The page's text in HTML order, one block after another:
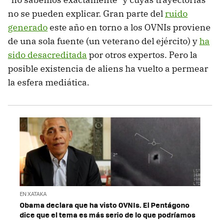
no se pueden explicar. Gran parte delruido
generadoeste año en torno a los OVNIs proviene
de una sola fuente (un veterano del ejército) yha
sido desacreditada por otros expertos. Pero la
posible existencia de aliens ha vuelto a permear
la esfera mediática.
EN XATAKA
Obama declara que ha visto OVNIs. El Pentágono
dice que el tema es más serio de lo que podríamos